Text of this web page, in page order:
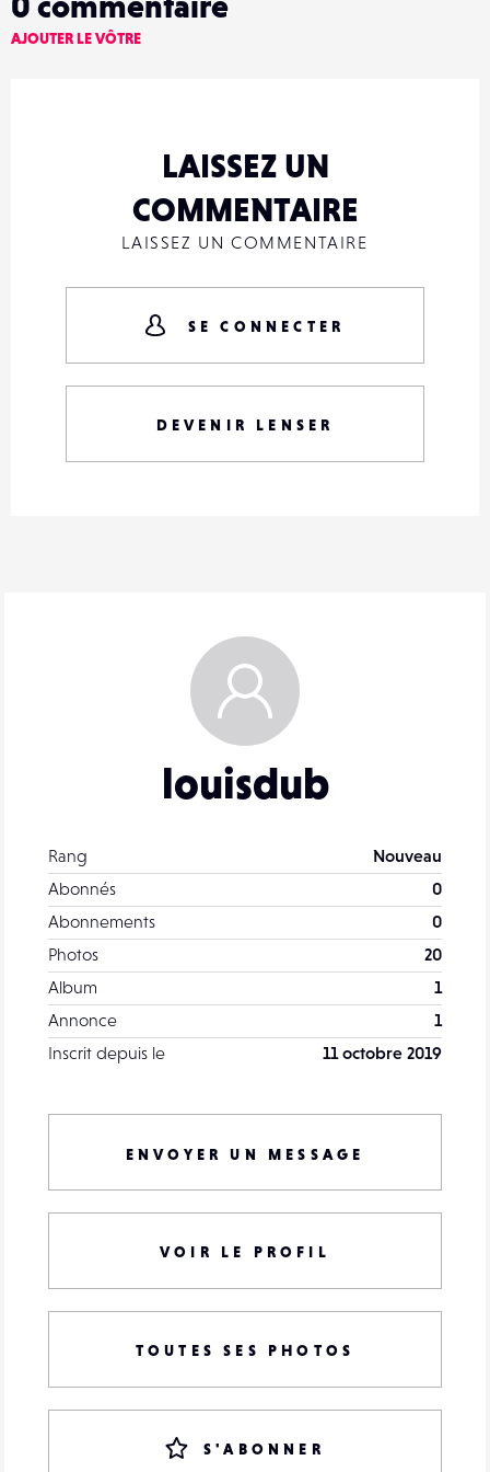
louisdub
Rang
Nouveau
Abonnés
0
Abonnements
0
Photos
20
Album
1
Annonce
1
Inscrit depuis le
11 octobre 2019
ENVOYER UN MESSAGE
VOIR LE PROFIL
TOUTES SES PHOTOS
S'ABONNER
AJOUTER LE VÔTRE
LAISSEZ UN
COMMENTAIRE
LAISSEZ UN COMMENTAIRE
SE CONNECTER
DEVENIR LENSER